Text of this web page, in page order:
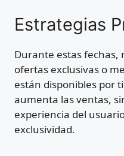
Estrategias
Durante estas
ofertas exclusivas o
están disponibles por
aumenta las ventas,
experiencia del
exclusividad.